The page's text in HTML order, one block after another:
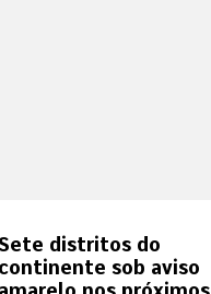
Sete distritos do
continente sob aviso